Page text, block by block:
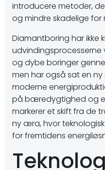
introducere metoder,
og mindre skadelige for
Diamantboring har ikke
og dybe boringer
men har også sat en
moderne
på bæredygtighed og
markerer et skift fra de
ny æra, hvor
for fremtidens